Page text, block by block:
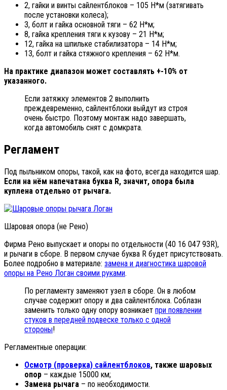
2, гайки и винты сайлентблоков – 105 Н*м (затягивать
после установки колеса);
3, болт и гайка основной тяги – 62 Н*м;
8, гайка крепления тяги к кузову – 21 Н*м;
12, гайка на шпильке стабилизатора – 14 Н*м;
13, болт и гайка стяжного крепления – 62 Н*м.
На практике диапазон может составлять +-10% от
указанного.
Если затяжку элементов 2 выполнить
преждевременно, сайлентблоки выйдут из строя
очень быстро. Поэтому монтаж надо завершать,
когда автомобиль снят с домкрата.
Регламент
Под пыльником опоры, такой, как на фото, всегда находится шар.
Если на нём напечатана буква R, значит, опора была
куплена отдельно от рычага.
Шаровая опора (не Рено)
Фирма Рено выпускает и опоры по отдельности (40 16 047 93R),
и рычаги в сборе. В первом случае буква R будет присутствовать.
Более подробно в материале: замена и диагностика шаровой
опоры на Рено Логан своими руками.
По регламенту заменяют узел в сборе. Он в любом
случае содержит опору и два сайлентблока. Соблазн
заменить только одну опору возникает при появлении
стуков в передней подвеске только с одной
стороны!
Регламентные операции:
Осмотр (проверка) сайлентблоков, также шаровых
опор – каждые 15000 км;
Замена рычага – по необходимости.